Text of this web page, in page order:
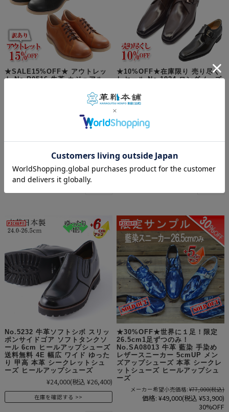
★SALE15%OFF★ アウトレッ
ト No.B0516 牛革 カジュアル
ヒールアップ 4E 幅広 ワイド ゆ
ったり 本革 シークレットシュー
¥19,800(税込)
(税込 ¥16,830)
在庫を確認する
★10%OFF★在庫限り 売り尽く
しセール No.1924 ロングノーズ
6cm ヒールアップ 送料無料 代
引手数料無料 北嶋製靴工業所 本
メーカー希望小売価格:
価格:
在庫を確認する
No.5232 牛革ソフトシボ スリッ
ポンサイドゴア ソフトタンクソ
ール 6cm ヒールアップシューズ
送料無料 4E 幅広 ワイド ゆった
り 甲高 本革 シークレットシュ
ーズ ヒールアップシューズ
¥24,000(税込 ¥26,400)
在庫を確認する
★30%OFF★世界に１足！限定
26.5cm1足ずつのみ！
No.SA08013 牛革 藍染 手染め
レザースニーカー 5cmUP メン
ズアップシューズ 本革 シークレ
ットシューズ ヒールアップシュ
ーズ
メーカー希望小売価格: ¥77,000(税込)
価格: ¥49,000(税込 ¥53,900)
30%OFF